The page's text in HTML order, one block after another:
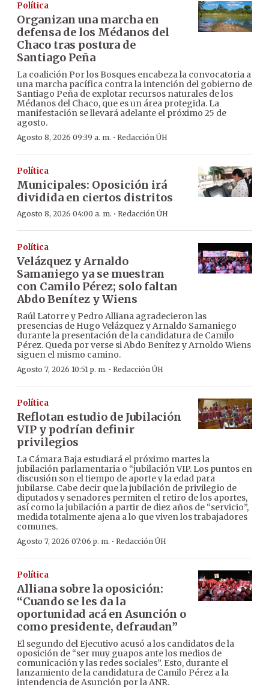
Política
Organizan una marcha en
defensa de los Médanos del
Chaco tras postura de
Santiago Peña
La coalición Por los Bosques encabeza la convocatoria a
una marcha pacífica contra la intención del gobierno de
Santiago Peña de explotar recursos naturales de los
Médanos del Chaco, que es un área protegida. La
manifestación se llevará adelante el próximo 25 de
agosto.
Agosto 8, 2026 09:39 a. m. · Redacción ÚH
Política
Municipales: Oposición irá
dividida en ciertos distritos
Agosto 8, 2026 04:00 a. m. · Redacción ÚH
Política
Velázquez y Arnaldo
Samaniego ya se muestran
con Camilo Pérez; solo faltan
Abdo Benítez y Wiens
Raúl Latorre y Pedro Alliana agradecieron las
presencias de Hugo Velázquez y Arnaldo Samaniego
durante la presentación de la candidatura de Camilo
Pérez. Queda por verse si Abdo Benítez y Arnoldo Wiens
siguen el mismo camino.
Agosto 7, 2026 10:51 p. m. · Redacción ÚH
Política
Reflotan estudio de Jubilación
VIP y podrían definir
privilegios
La Cámara Baja estudiará el próximo martes la
jubilación parlamentaria o “jubilación VIP. Los puntos en
discusión son el tiempo de aporte y la edad para
jubilarse. Cabe decir que la jubilación de privilegio de
diputados y senadores permiten el retiro de los aportes,
así como la jubilación a partir de diez años de “servicio”,
medida totalmente ajena a lo que viven los trabajadores
comunes.
Agosto 7, 2026 07:06 p. m. · Redacción ÚH
Política
Alliana sobre la oposición:
“Cuando se les da la
oportunidad acá en Asunción o
como presidente, defraudan”
El segundo del Ejecutivo acusó a los candidatos de la
oposición de “ser muy guapos ante los medios de
comunicación y las redes sociales”. Esto, durante el
lanzamiento de la candidatura de Camilo Pérez a la
intendencia de Asunción por la ANR.